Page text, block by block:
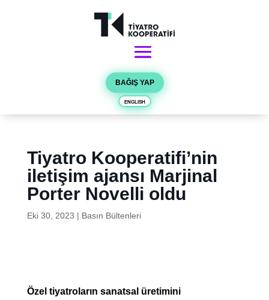
BAĞIŞ YAP
ENGLISH
Tiyatro Kooperatifi’nin
iletişim ajansı Marjinal
Porter Novelli oldu
Eki 30, 2023 | Basın Bültenleri
Özel tiyatroların sanatsal üretimini